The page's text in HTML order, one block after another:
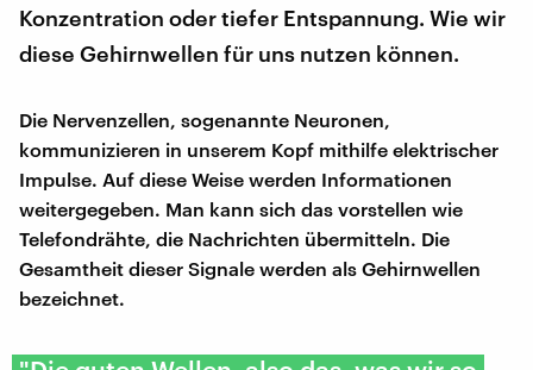
Konzentration oder tiefer Entspannung. Wie wir
diese Gehirnwellen für uns nutzen können.
Die Nervenzellen, sogenannte Neuronen,
kommunizieren in unserem Kopf mithilfe elektrischer
Impulse. Auf diese Weise werden Informationen
weitergegeben. Man kann sich das vorstellen wie
Telefondrähte, die Nachrichten übermitteln. Die
Gesamtheit dieser Signale werden als Gehirnwellen
bezeichnet.